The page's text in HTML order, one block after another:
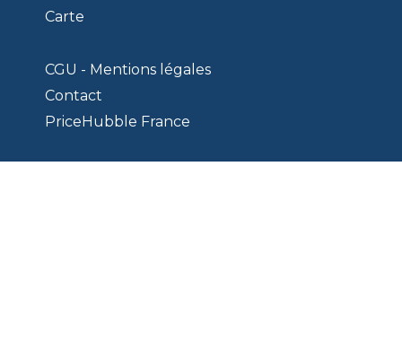
Carte
CGU - Mentions légales
Contact
PriceHubble France